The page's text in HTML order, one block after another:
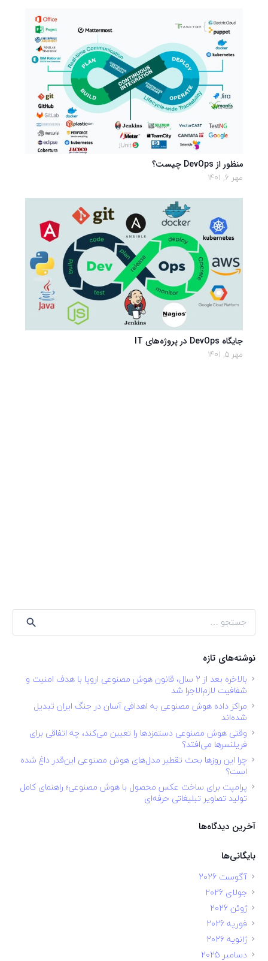
منظور از DevOps چیست؟
مهر 6, 1401
جایگاه DevOps در پروژه‌های IT
مهر 5, 1401
برای:
نوشته‌های تازه
بالاخره بعد از ۲ سال، قانون هوش مصنوعی اروپا با هدف امنیت و
شفافیت لازم‌الاجرا شد
مراکز داده هوش مصنوعی به اهدافی آسان در جنگ ایران تبدیل
شده‌اند
وقتی هوش مصنوعی دستمزدها را تعیین می‌کند، چه اتفاقی برای
فریلنسرها می‌افتد؟
چرا این روزها بحث تقطیر مدل‌های هوش مصنوعی این‌قدر داغ شده
است؟
پرامپت برای ساخت عکس محصول با هوش مصنوعی؛ راهنمای کامل
تولید تصاویر تبلیغاتی حرفه‌ای
آخرین دیدگاه‌ها
بایگانی‌ها
آگوست 2026
جولای 2026
ژوئن 2026
فوریه 2026
ژانویه 2026
دسامبر 2025